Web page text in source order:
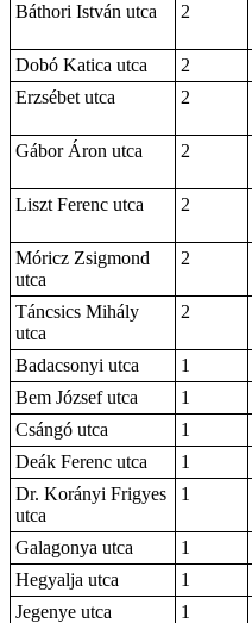
Báthori István utca 2
Dobó Katica utca
2
Erzsébet utca
2
Gábor Áron utca
2
Liszt Ferenc utca
2
Móricz Zsigmond
utca
2
Táncsics Mihály
utca
2
Badacsonyi utca
1
Bem József utca
1
Csángó utca
1
Deák Ferenc utca
1
Dr. Korányi Frigyes
utca
1
Galagonya utca 1
Hegyalja utca
1
Jegenye utca
1